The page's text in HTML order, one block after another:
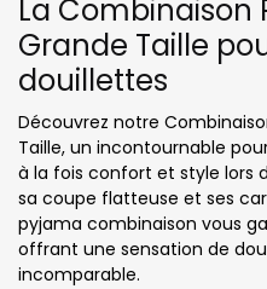
La Combinaison
Grande Taille
douillettes
Découvrez notre
Taille, un incontournable
à la fois confort et style lors
sa coupe flatteuse et ses
pyjama combinaison vous
offrant une sensation de
incomparable.